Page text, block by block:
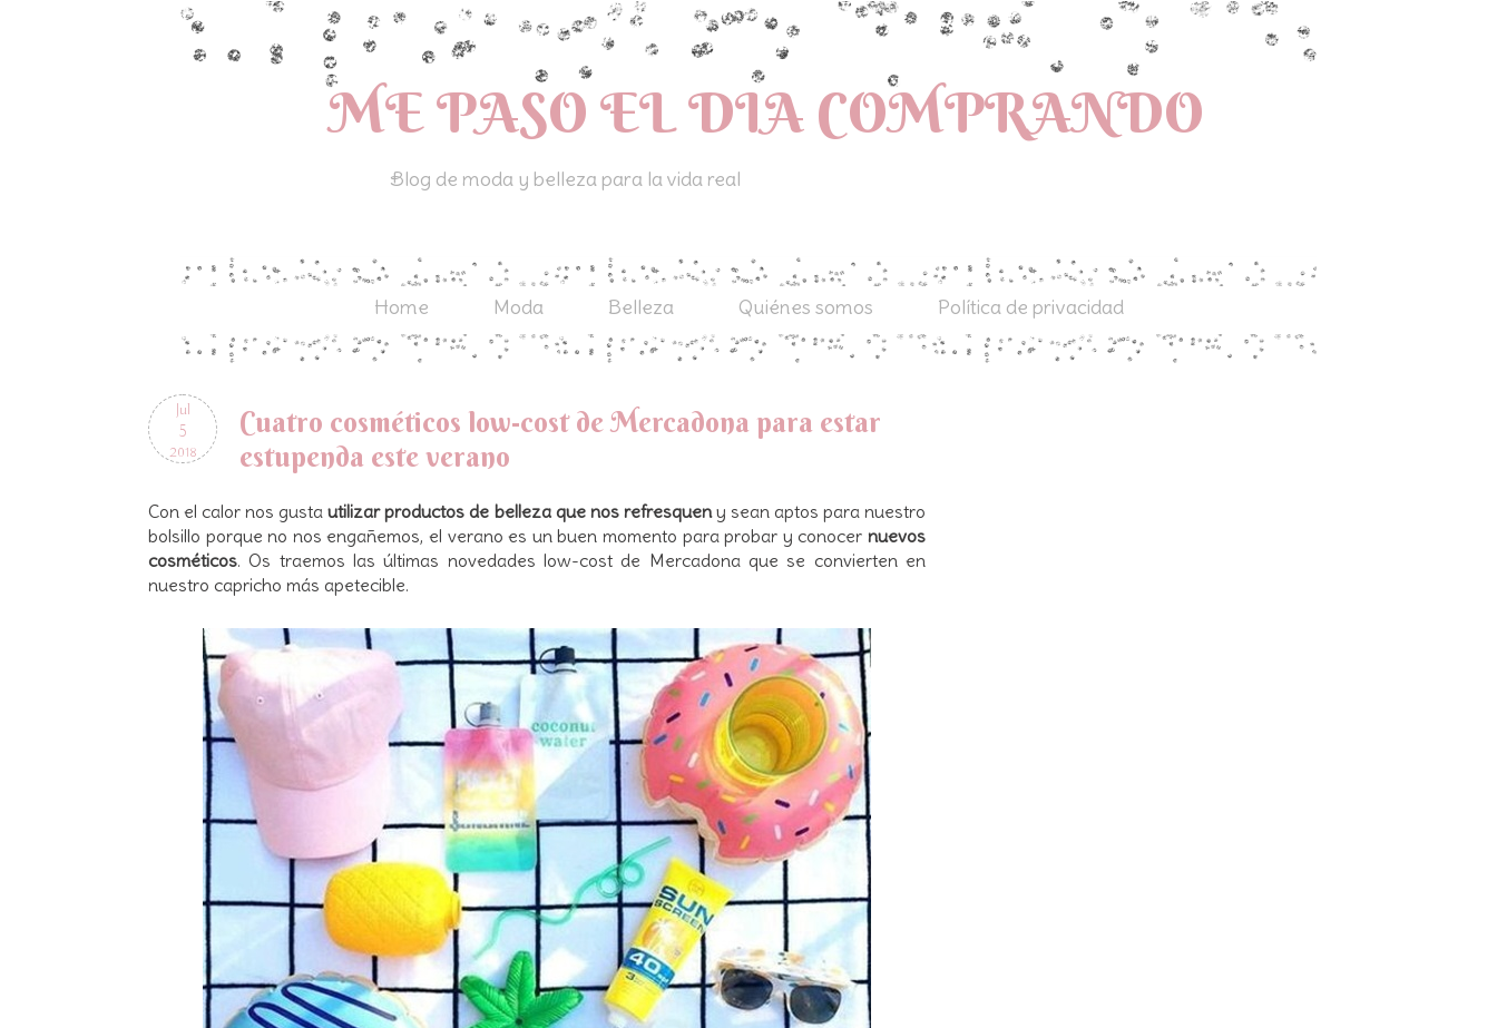
ME PASO EL DIA COMPRANDO
Blog de moda y belleza para la vida real
Home Moda Belleza Quiénes somos Política de privacidad
Jul
5
2018
Cuatro cosméticos low-cost de Mercadona para estar
estupenda este verano
Con el calor nos gustautilizar productos de belleza que nos refresqueny sean aptos para nuestro
bolsillo porque no nos engañemos, el verano es un buen momento para probar y conocer nuevos
cosméticos. Os traemos las últimas novedades low-cost de Mercadona que se convierten en
nuestro capricho más apetecible.